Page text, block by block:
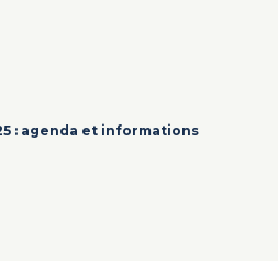
: agenda et informations